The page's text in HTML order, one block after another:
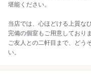
堪能ください。
当店では、心ほどける上質な
完備の個室もご用意しており
ご友人との二軒目まで、どう
い。